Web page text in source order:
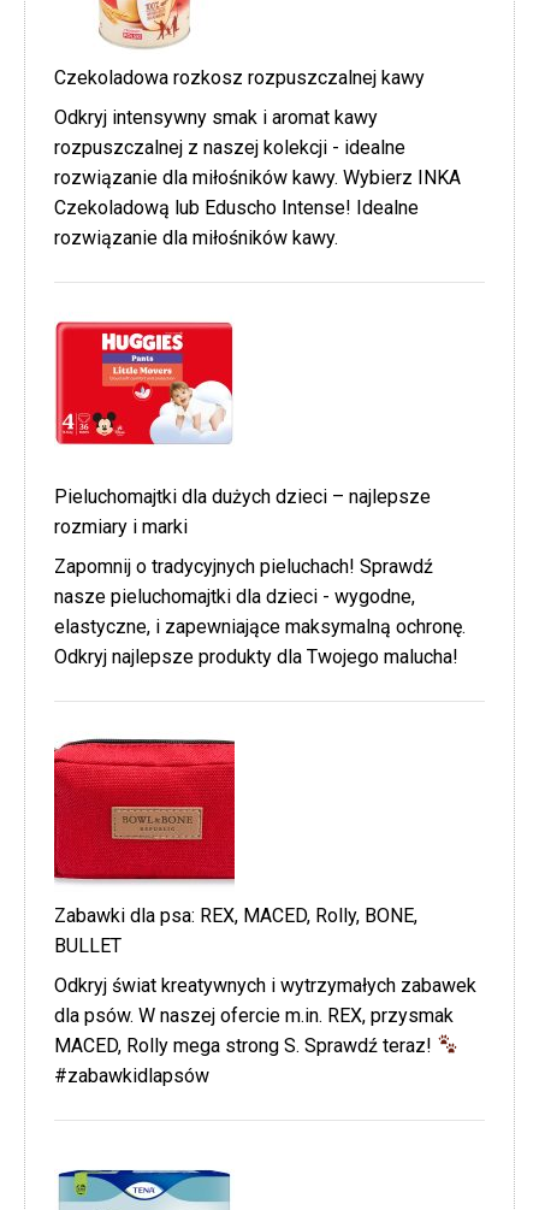
Czekoladowa rozkosz rozpuszczalnej kawy
Odkryj intensywny smak i aromat kawy
rozpuszczalnej z naszej kolekcji - idealne
rozwiązanie dla miłośników kawy. Wybierz INKA
Czekoladową lub Eduscho Intense! Idealne
rozwiązanie dla miłośników kawy.
Pieluchomajtki dla dużych dzieci – najlepsze
rozmiary i marki
Zapomnij o tradycyjnych pieluchach! Sprawdź
nasze pieluchomajtki dla dzieci - wygodne,
elastyczne, i zapewniające maksymalną ochronę.
Odkryj najlepsze produkty dla Twojego malucha!
Zabawki dla psa: REX, MACED, Rolly, BONE,
BULLET
Odkryj świat kreatywnych i wytrzymałych zabawek
dla psów. W naszej ofercie m.in. REX, przysmak
MACED, Rolly mega strong S. Sprawdź teraz!
#zabawkidlapsów